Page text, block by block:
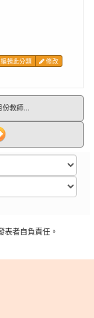
編輯此分類 修改
教師...
表者自負責任。